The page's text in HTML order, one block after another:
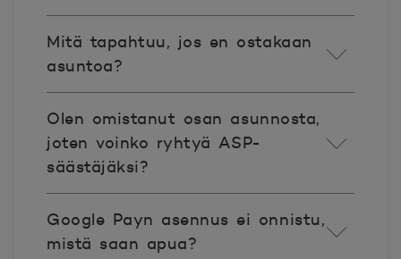
Mitä tapahtuu, jos en ostakaan
asuntoa?
Olen omistanut osan asunnosta,
joten voinko ryhtyä ASP-
säästäjäksi?
Google Payn asennus ei onnistu,
mistä saan apua?